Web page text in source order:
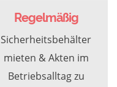
Regelmäßig
Sicherheitsbehälter
mieten & Akten im
Betriebsalltag zu